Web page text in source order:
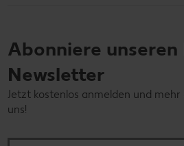
Abonniere
Newsletter
Jetzt kostenlos anmelden und
uns!